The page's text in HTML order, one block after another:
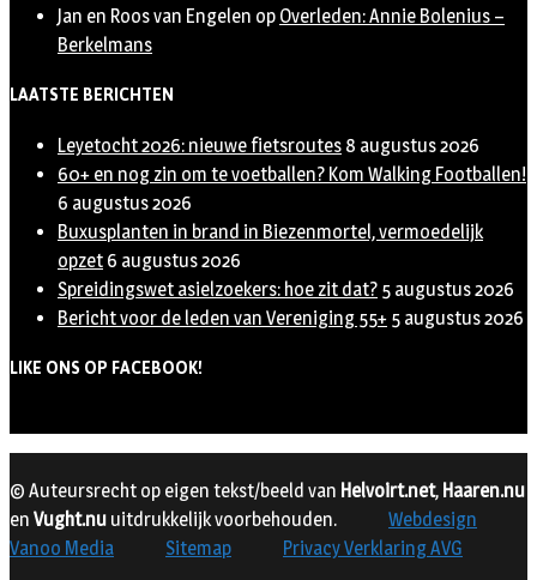
Jan en Roos van Engelen op Overleden: Annie Bolenius –
Berkelmans
LAATSTE BERICHTEN
Leyetocht 2026: nieuwe fietsroutes 8 augustus 2026
60+ en nog zin om te voetballen? Kom Walking Footballen!
6 augustus 2026
Buxusplanten in brand in Biezenmortel, vermoedelijk
opzet 6 augustus 2026
Spreidingswet asielzoekers: hoe zit dat? 5 augustus 2026
Bericht voor de leden van Vereniging 55+ 5 augustus 2026
LIKE ONS OP FACEBOOK!
© Auteursrecht op eigen tekst/beeld van Helvoirt.net, Haaren.nu
en Vught.nu uitdrukkelijk voorbehouden.
Webdesign
Vanoo Media
Sitemap Privacy Verklaring AVG